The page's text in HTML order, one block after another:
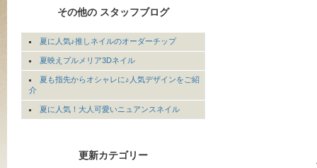
その他の スタッフブログ
夏に人気♪推しネイルのオーダーチップ
夏映えプルメリア3Dネイル
夏も指先からオシャレに♪人気デザインをご紹
介
夏に人気！大人可愛いニュアンスネイル
更新カテゴリー